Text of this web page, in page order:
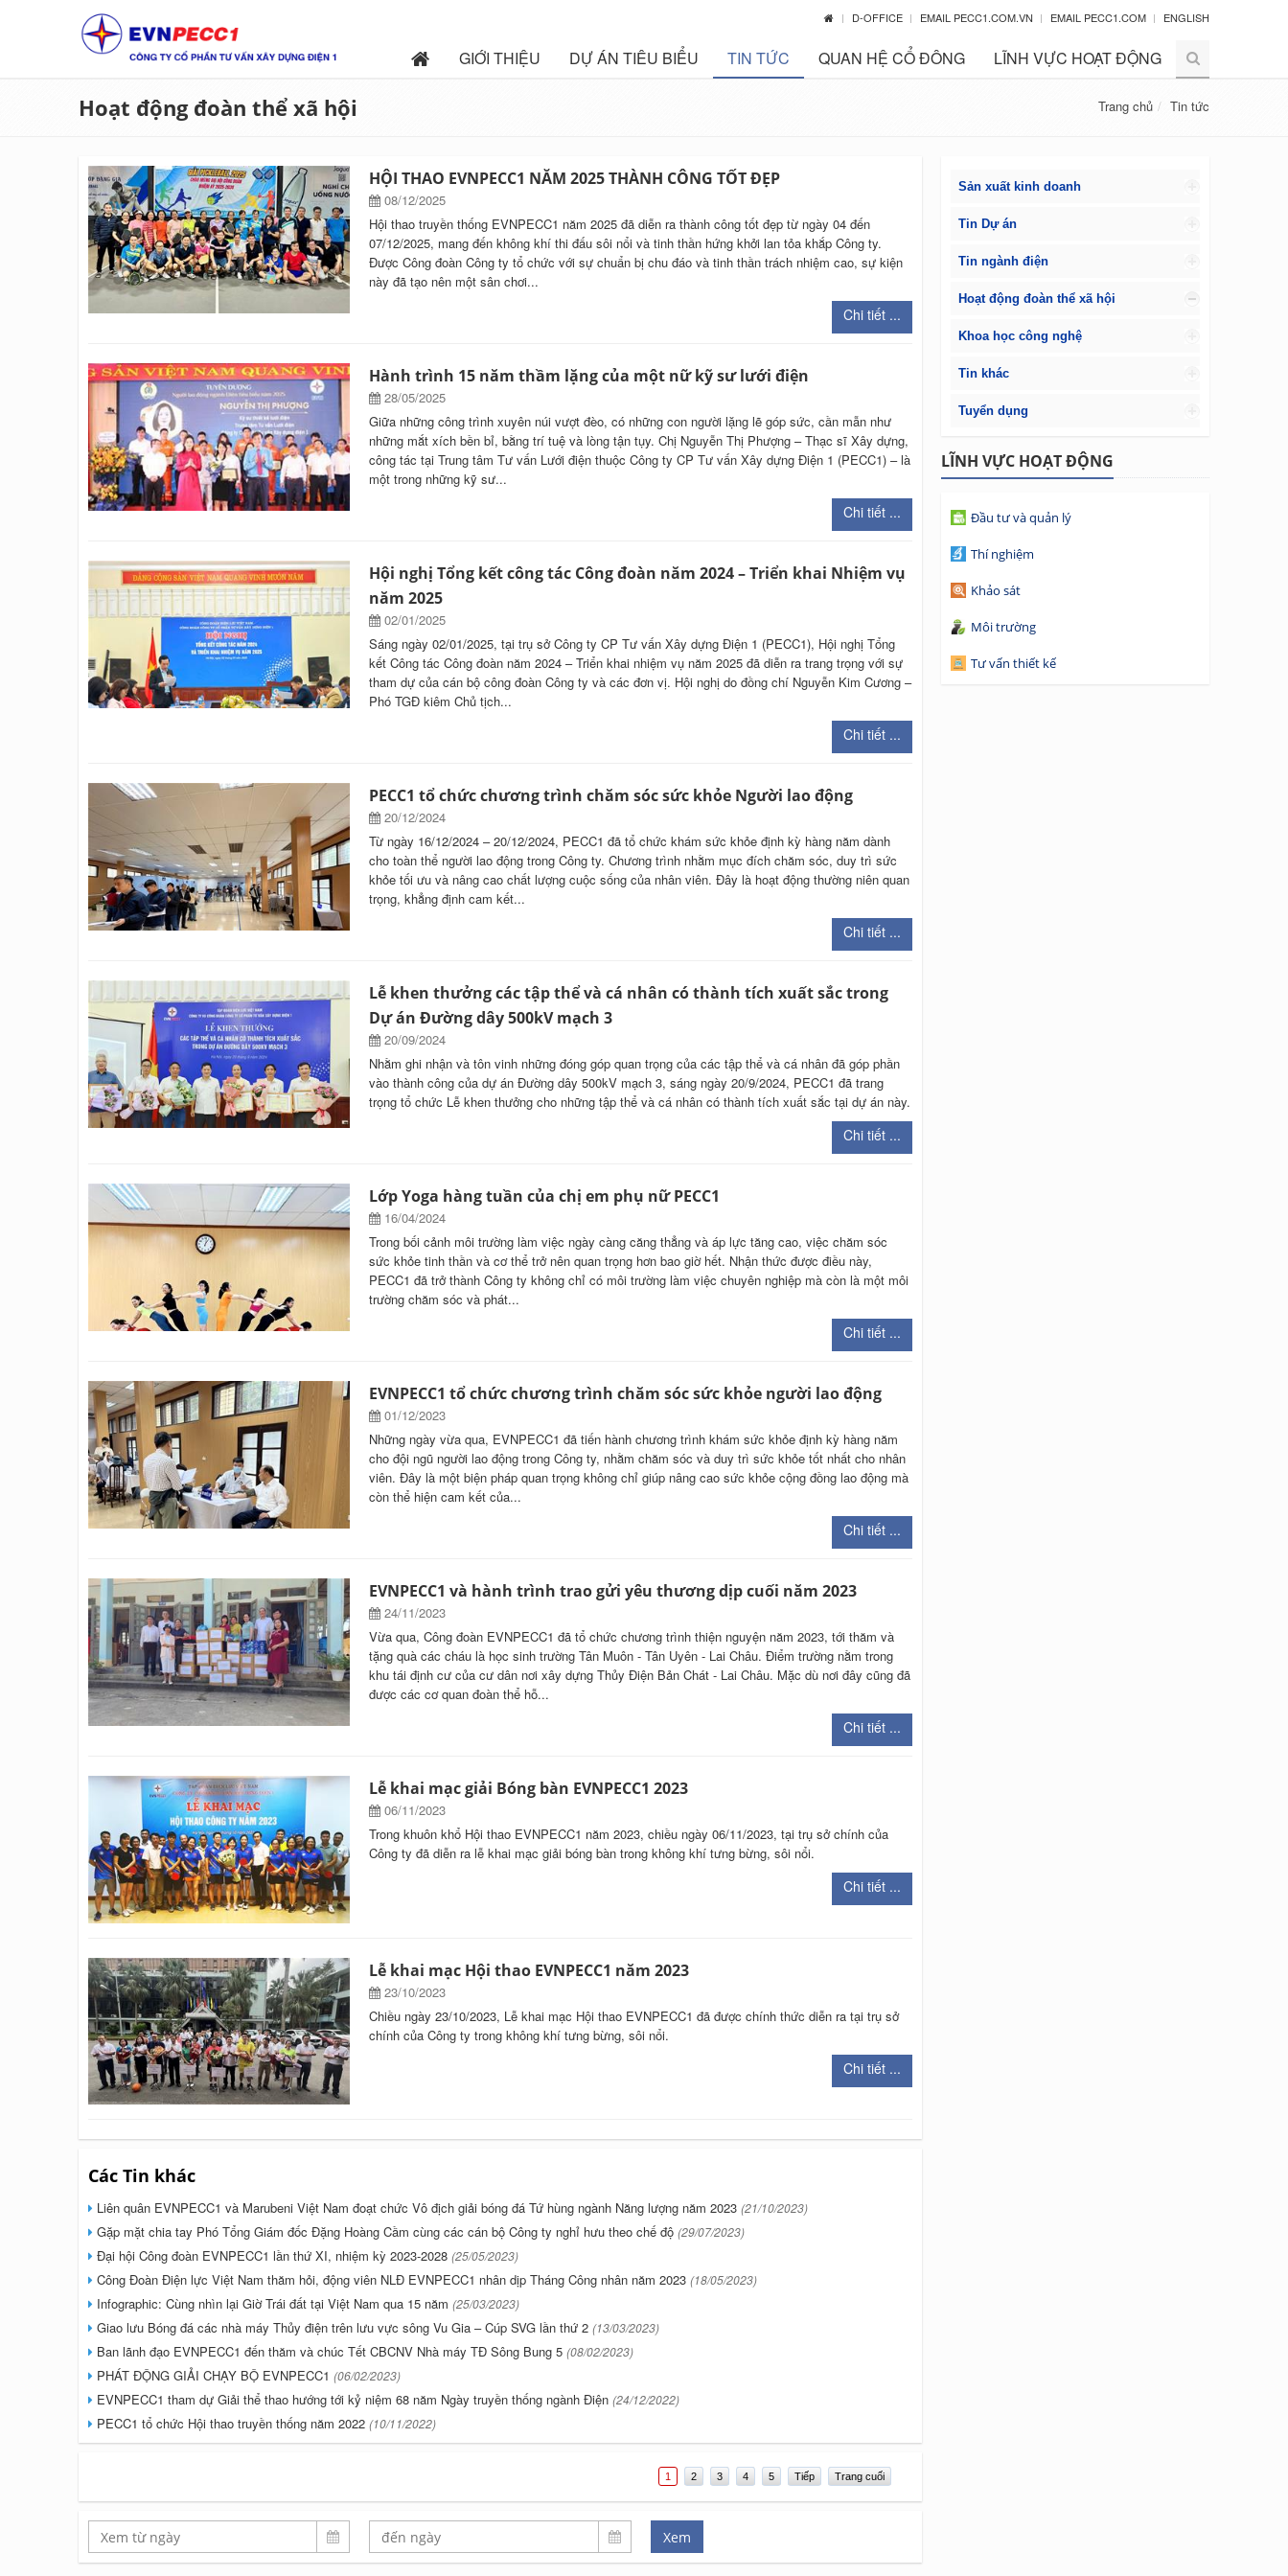
D-OFFICE EMAIL PECC1.COM.VN EMAIL PECC1.COM ENGLISH
GIỚI THIỆU DỰ ÁN TIÊU BIỂU TIN TỨC QUAN HỆ CỔ ĐÔNG LĨNH VỰC HOẠT ĐỘNG
Hoạt động đoàn thể xã hội Trang chủ Tin tức
HỘI THAO EVNPECC1 NĂM 2025 THÀNH CÔNG TỐT ĐẸP
08/12/2025
Hội thao truyền thống EVNPECC1 năm 2025 đã diễn ra thành công tốt đẹp từ ngày 04 đến
07/12/2025, mang đến không khí thi đấu sôi nổi và tinh thần hứng khởi lan tỏa khắp Công ty.
Được Công đoàn Công ty tổ chức với sự chuẩn bị chu đáo và tinh thần trách nhiệm cao, sự kiện
này đã tạo nên một sân chơi...
Chi tiết ...
Hành trình 15 năm thầm lặng của một nữ kỹ sư lưới điện
28/05/2025
Giữa những công trình xuyên núi vượt đèo, có những con người lặng lẽ góp sức, cần mẫn như
những mắt xích bền bỉ, bằng trí tuệ và lòng tận tụy. Chị Nguyễn Thị Phượng – Thạc sĩ Xây dựng,
công tác tại Trung tâm Tư vấn Lưới điện thuộc Công ty CP Tư vấn Xây dựng Điện 1 (PECC1) – là
một trong những kỹ sư...
Chi tiết ...
Hội nghị Tổng kết công tác Công đoàn năm 2024 – Triển khai Nhiệm vụ
năm 2025
02/01/2025
Sáng ngày 02/01/2025, tại trụ sở Công ty CP Tư vấn Xây dựng Điện 1 (PECC1), Hội nghị Tổng
kết Công tác Công đoàn năm 2024 – Triển khai nhiệm vụ năm 2025 đã diễn ra trang trọng với sự
tham dự của cán bộ công đoàn Công ty và các đơn vị. Hội nghị do đồng chí Nguyễn Kim Cương –
Phó TGĐ kiêm Chủ tịch...
Chi tiết ...
PECC1 tổ chức chương trình chăm sóc sức khỏe Người lao động
20/12/2024
Từ ngày 16/12/2024 – 20/12/2024, PECC1 đã tổ chức khám sức khỏe định kỳ hàng năm dành
cho toàn thể người lao động trong Công ty. Chương trình nhằm mục đích chăm sóc, duy trì sức
khỏe tối ưu và nâng cao chất lượng cuộc sống của nhân viên. Đây là hoạt động thường niên quan
trọng, khẳng định cam kết...
Chi tiết ...
Lễ khen thưởng các tập thể và cá nhân có thành tích xuất sắc trong
Dự án Đường dây 500kV mạch 3
20/09/2024
Nhằm ghi nhận và tôn vinh những đóng góp quan trọng của các tập thể và cá nhân đã góp phần
vào thành công của dự án Đường dây 500kV mạch 3, sáng ngày 20/9/2024, PECC1 đã trang
trọng tổ chức Lễ khen thưởng cho những tập thể và cá nhân có thành tích xuất sắc tại dự án này.
Chi tiết ...
Lớp Yoga hàng tuần của chị em phụ nữ PECC1
16/04/2024
Trong bối cảnh môi trường làm việc ngày càng căng thẳng và áp lực tăng cao, việc chăm sóc
sức khỏe tinh thần và cơ thể trở nên quan trọng hơn bao giờ hết. Nhận thức được điều này,
PECC1 đã trở thành Công ty không chỉ có môi trường làm việc chuyên nghiệp mà còn là một môi
trường chăm sóc và phát...
Chi tiết ...
EVNPECC1 tổ chức chương trình chăm sóc sức khỏe người lao động
01/12/2023
Những ngày vừa qua, EVNPECC1 đã tiến hành chương trình khám sức khỏe định kỳ hàng năm
cho đội ngũ người lao động trong Công ty, nhằm chăm sóc và duy trì sức khỏe tốt nhất cho nhân
viên. Đây là một biện pháp quan trọng không chỉ giúp nâng cao sức khỏe cộng đồng lao động mà
còn thể hiện cam kết của...
Chi tiết ...
EVNPECC1 và hành trình trao gửi yêu thương dịp cuối năm 2023
24/11/2023
Vừa qua, Công đoàn EVNPECC1 đã tổ chức chương trình thiện nguyện năm 2023, tới thăm và
tặng quà các cháu là học sinh trường Tân Muôn - Tân Uyên - Lai Châu. Điểm trường nằm trong
khu tái định cư của cư dân nơi xây dựng Thủy Điện Bản Chát - Lai Châu. Mặc dù nơi đây cũng đã
được các cơ quan đoàn thể hỗ...
Chi tiết ...
Lễ khai mạc giải Bóng bàn EVNPECC1 2023
06/11/2023
Trong khuôn khổ Hội thao EVNPECC1 năm 2023, chiều ngày 06/11/2023, tại trụ sở chính của
Công ty đã diễn ra lễ khai mạc giải bóng bàn trong không khí tưng bừng, sôi nổi.
Chi tiết ...
Lễ khai mạc Hội thao EVNPECC1 năm 2023
23/10/2023
Chiều ngày 23/10/2023, Lễ khai mạc Hội thao EVNPECC1 đã được chính thức diễn ra tại trụ sở
chính của Công ty trong không khí tưng bừng, sôi nổi.
Chi tiết ...
Các Tin khác
Liên quân EVNPECC1 và Marubeni Việt Nam đoạt chức Vô địch giải bóng đá Tứ hùng ngành Năng lượng năm 2023 (21/10/2023)
Gặp mặt chia tay Phó Tổng Giám đốc Đặng Hoàng Cầm cùng các cán bộ Công ty nghỉ hưu theo chế độ (29/07/2023)
Đại hội Công đoàn EVNPECC1 lần thứ XI, nhiệm kỳ 2023-2028 (25/05/2023)
Công Đoàn Điện lực Việt Nam thăm hỏi, động viên NLĐ EVNPECC1 nhân dịp Tháng Công nhân năm 2023 (18/05/2023)
Infographic: Cùng nhìn lại Giờ Trái đất tại Việt Nam qua 15 năm (25/03/2023)
Giao lưu Bóng đá các nhà máy Thủy điện trên lưu vực sông Vu Gia – Cúp SVG lần thứ 2 (13/03/2023)
Ban lãnh đạo EVNPECC1 đến thăm và chúc Tết CBCNV Nhà máy TĐ Sông Bung 5 (08/02/2023)
PHÁT ĐỘNG GIẢI CHẠY BỘ EVNPECC1 (06/02/2023)
EVNPECC1 tham dự Giải thể thao hướng tới kỷ niệm 68 năm Ngày truyền thống ngành Điện (24/12/2022)
PECC1 tổ chức Hội thao truyền thống năm 2022 (10/11/2022)
1 2 3 4 5 Tiếp Trang cuối
Sản xuất kinh doanh
Tin Dự án
Tin ngành điện
Hoạt động đoàn thể xã hội
Khoa học công nghệ
Tin khác
Tuyển dụng
LĨNH VỰC HOẠT ĐỘNG
Đầu tư và quản lý
Thí nghiệm
Khảo sát
Môi trường
Tư vấn thiết kế